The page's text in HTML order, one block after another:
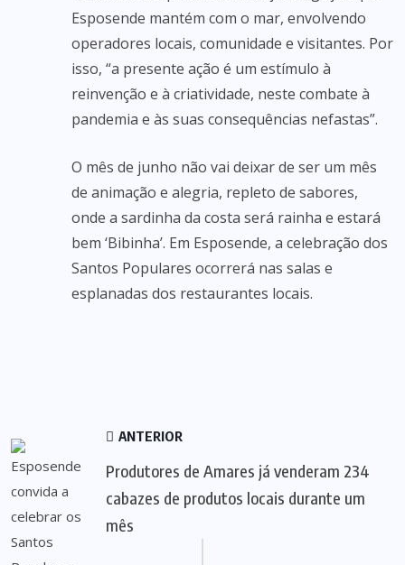
Esposende mantém com o mar, envolvendo
operadores locais, comunidade e visitantes. Por
isso, “a presente ação é um estímulo à
reinvenção e à criatividade, neste combate à
pandemia e às suas consequências nefastas”.
O mês de junho não vai deixar de ser um mês
de animação e alegria, repleto de sabores,
onde a sardinha da costa será rainha e estará
bem ‘Bibinha’. Em Esposende, a celebração dos
Santos Populares ocorrerá nas salas e
esplanadas dos restaurantes locais.
ANTERIOR
Produtores de Amares já venderam 234
cabazes de produtos locais durante um
mês